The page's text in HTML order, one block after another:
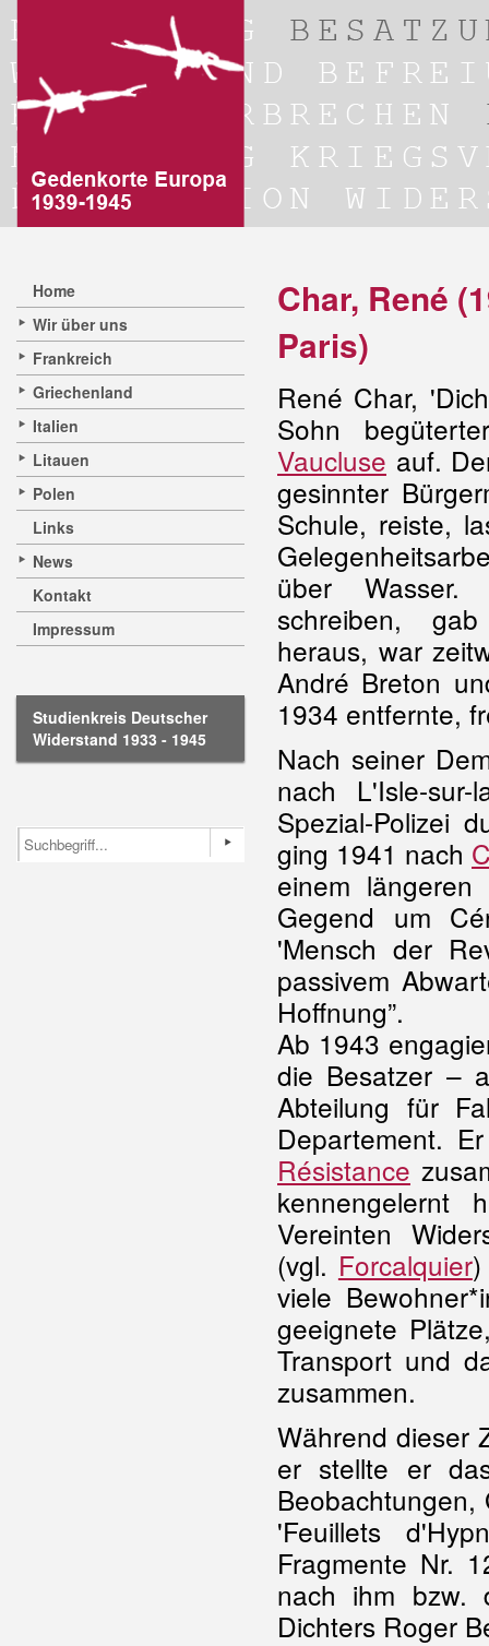
Home
Wir über uns
Frankreich
Griechenland
Italien
Litauen
Polen
Links
News
Kontakt
Impressum
Studienkreis Deutscher
Widerstand 1933 - 1945
Char, René
Paris)
René Char,
Sohn
Vaucluse auf.
gesinnter
Schule, reiste,
über
schreiben,
heraus, war
André Breton
1934 entfernte,
Nach seiner
nach L'Isle-
Spezial-Polizei
ging 1941 nach
einem
Gegend um
'Mensch der
passivem
Hoffnung”.
Ab 1943
die Besatzer –
Abteilung für
Departement.
Résistance
Vereinten
(vgl. Forcalquier
viele
geeignete
Transport und
zusammen.
Während dieser
er stellte er
'Feuillets
Fragmente Nr.
nach ihm bzw.
Dichters Roger